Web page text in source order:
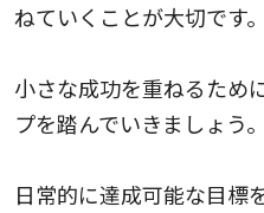
ねていくことが大切です。
小さな成功を重ねるため
プを踏んでいきましょう。
日常的に達成可能な目標